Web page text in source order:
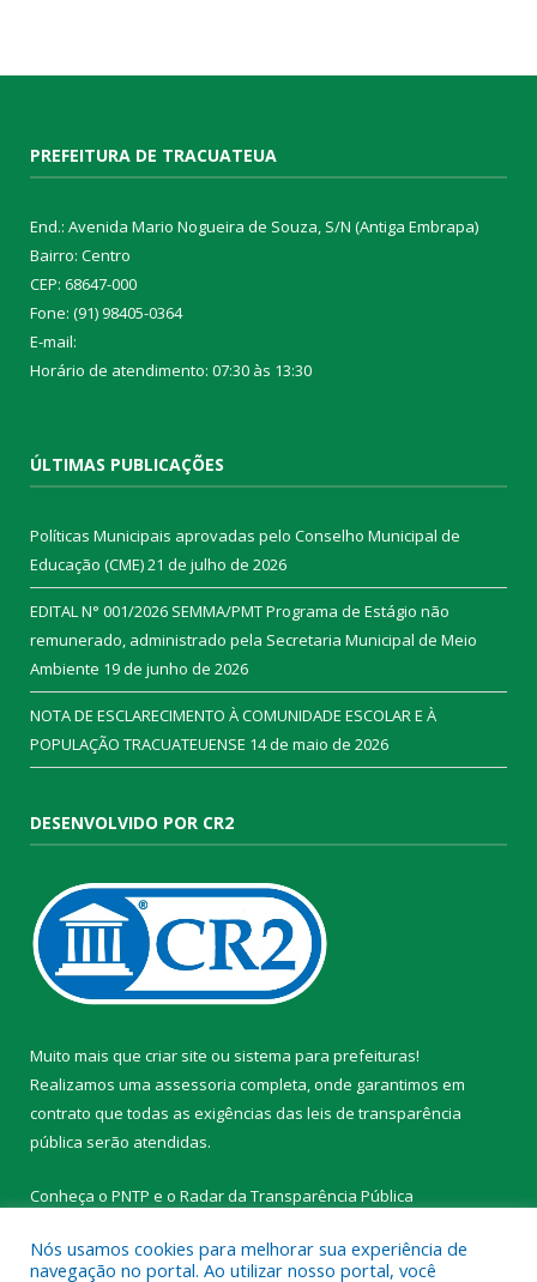
PREFEITURA DE TRACUATEUA
End.: Avenida Mario Nogueira de Souza, S/N (Antiga Embrapa)
Bairro: Centro
CEP: 68647-000
Fone: (91) 98405-0364
E-mail:
Horário de atendimento: 07:30 às 13:30
ÚLTIMAS PUBLICAÇÕES
Políticas Municipais aprovadas pelo Conselho Municipal de
Educação (CME)21 de julho de 2026
EDITAL N° 001/2026 SEMMA/PMT Programa de Estágio não
remunerado, administrado pela Secretaria Municipal de Meio
Ambiente 19 de junho de 2026
NOTA DE ESCLARECIMENTO À COMUNIDADE ESCOLAR E À
POPULAÇÃO TRACUATEUENSE 14 de maio de 2026
DESENVOLVIDO POR CR2
Muito mais que criar site ou sistema para prefeituras!
Realizamos uma assessoria completa, onde garantimos em
contrato que todas as exigências das leis de transparência
pública serão atendidas.
Conheça o PNTP e o Radar da Transparência Pública
Nós usamos cookies para melhorar sua experiência de
navegação no portal. Ao utilizar nosso portal, você